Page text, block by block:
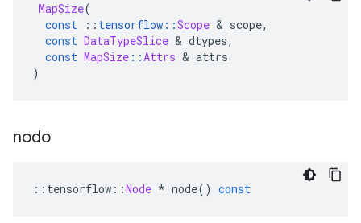
MapSize(
const
:: tensorflow ::Scope & scope,
const DataTypeSlice & dtypes,
const MapSize ::Attrs & attrs
)
nodo
:: tensorflow ::Node * node() const